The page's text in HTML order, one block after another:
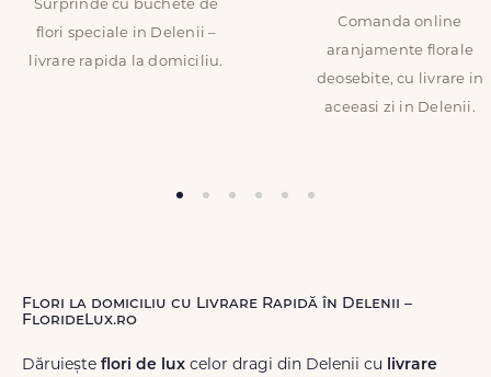
Surprinde cu buchete de
flori speciale in Delenii –
livrare rapida la domiciliu.
Comanda online
aranjamente florale
deosebite, cu livrare in
aceeasi zi in Delenii.
Flori la domiciliu cu Livrare Rapidă în Delenii –
FlorideLux.ro
Dăruiește flori de lux celor dragi din Delenii cu livrare